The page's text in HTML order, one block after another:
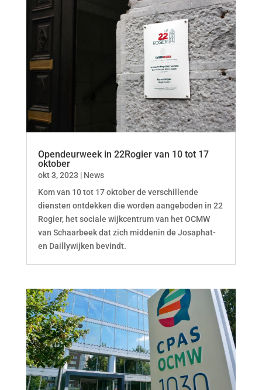
Opendeurweek in 22Rogier van 10 tot 17
oktober
okt 3, 2023 | News
Kom van 10 tot 17 oktober de verschillende
diensten ontdekken die worden aangeboden in 22
Rogier, het sociale wijkcentrum van het OCMW
van Schaarbeek dat zich middenin de Josaphat-
en Daillywijken bevindt.